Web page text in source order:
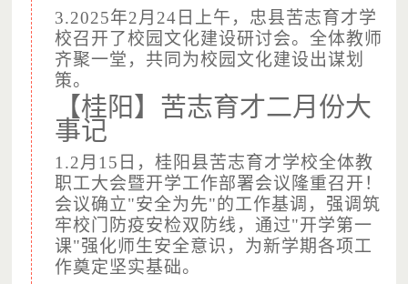
（图片摄于：新田苦志育才学校，已获得授权）
孩子们在国学特色课堂上童蒙养正；
3.2025年2月24日上午，忠县苦志育才学
校召开了校园文化建设研讨会。全体教师
齐聚一堂，共同为校园文化建设出谋划
策。
【桂阳】苦志育才二月份大
事记
1.2月15日，桂阳县苦志育才学校全体教
职工大会暨开学工作部署会议隆重召开！
会议确立"安全为先"的工作基调，强调筑
牢校门防疫安检双防线，通过"开学第一
课"强化师生安全意识，为新学期各项工
作奠定坚实基础。